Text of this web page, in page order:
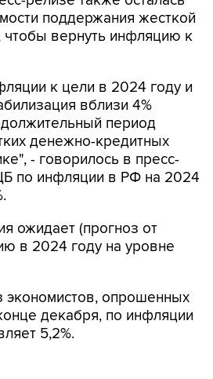
поддержания жесткой
чтобы вернуть инфляцию к
к цели в 2024 году и
вблизи 4%
период
денежно-кредитных
- говорилось в пресс-
по инфляции в РФ на 2024
ожидает (прогноз от
в 2024 году на уровне
экономистов, опрошенных
декабря, по инфляции
5,2%.